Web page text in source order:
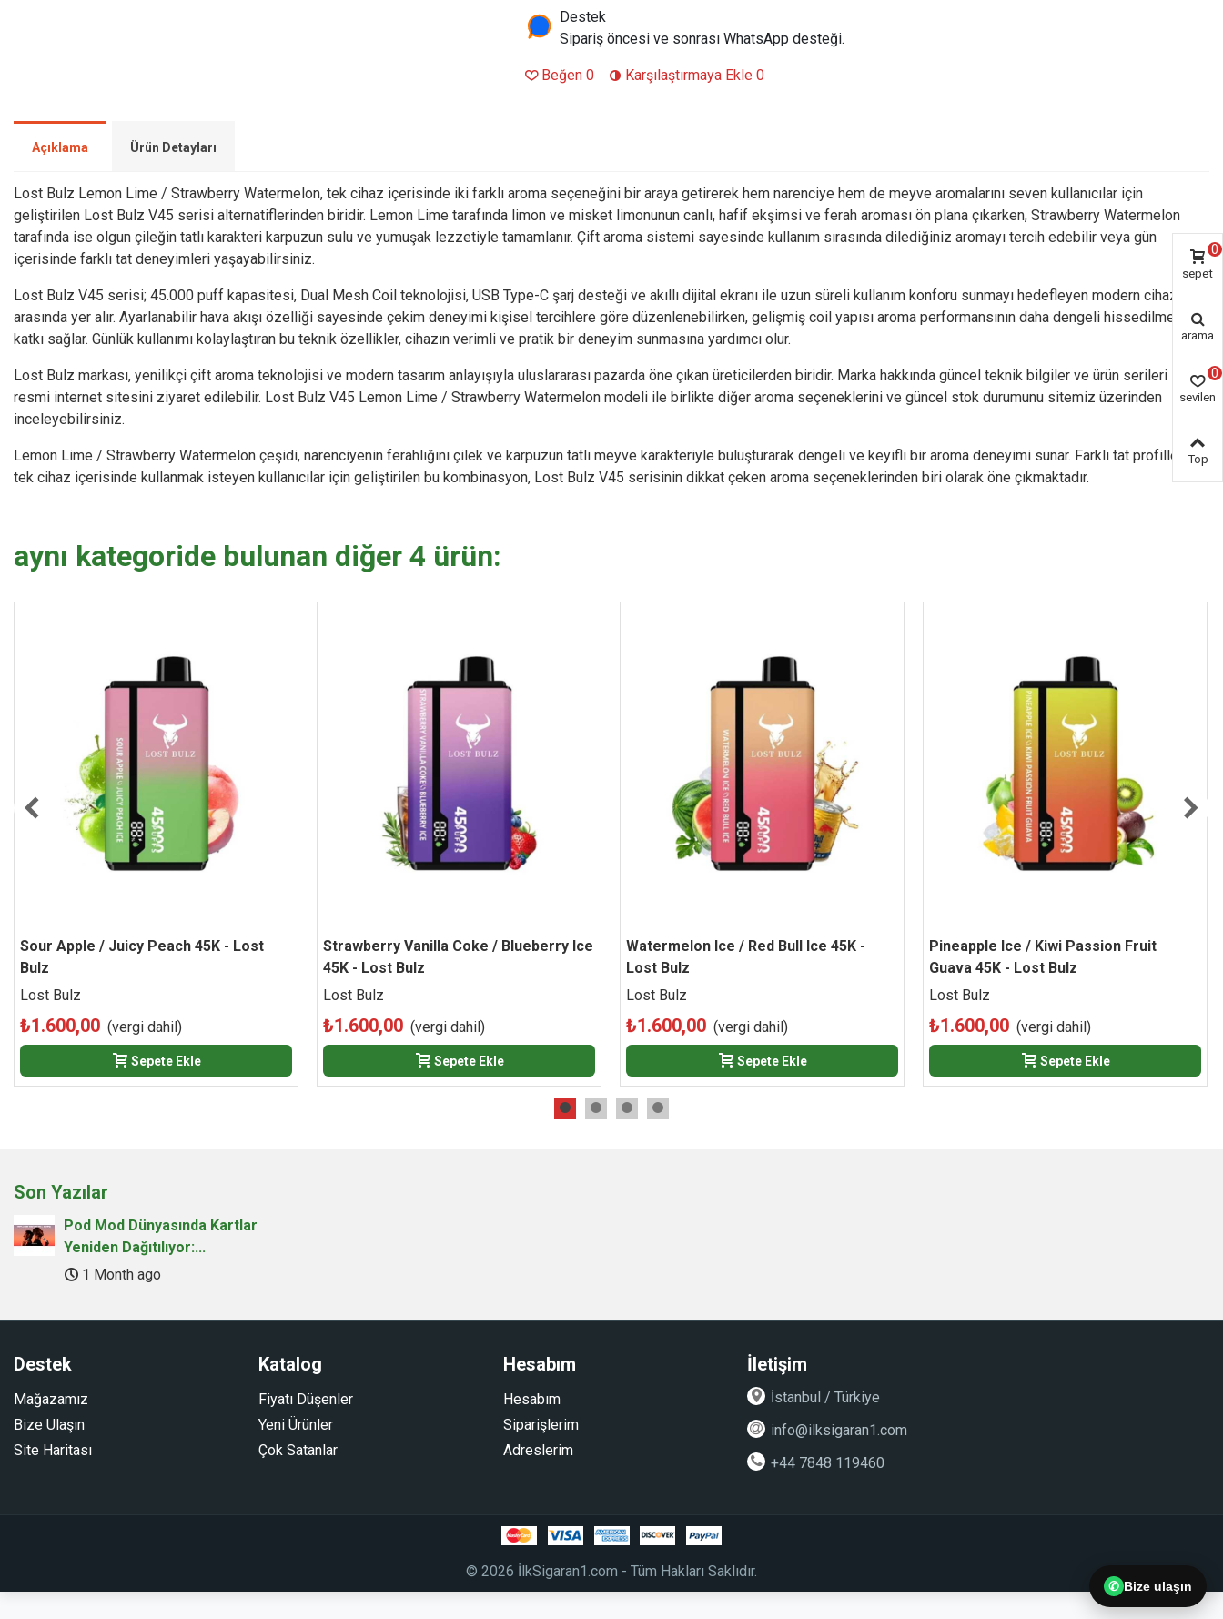
Destek
Sipariş öncesi ve sonrası WhatsApp desteği.
Beğen 0 Karşılaştırmaya Ekle 0
Açıklama Ürün Detayları
Lost Bulz Lemon Lime / Strawberry Watermelon, tek cihaz içerisinde iki farklı aroma seçeneğini bir araya getirerek hem narenciye hem de meyve aromalarını seven kullanıcılar için
geliştirilen Lost Bulz V45 serisi alternatiflerinden biridir. Lemon Lime tarafında limon ve misket limonunun canlı, hafif ekşimsi ve ferah aroması ön plana çıkarken, Strawberry Watermelon
tarafında ise olgun çileğin tatlı karakteri karpuzun sulu ve yumuşak lezzetiyle tamamlanır. Çift aroma sistemi sayesinde kullanım sırasında dilediğiniz aromayı tercih edebilir veya gün
içerisinde farklı tat deneyimleri yaşayabilirsiniz.
Lost Bulz V45 serisi; 45.000 puff kapasitesi, Dual Mesh Coil teknolojisi, USB Type-C şarj desteği ve akıllı dijital ekranı ile uzun süreli kullanım konforu sunmayı hedefleyen modern cihazlar
arasında yer alır. Ayarlanabilir hava akışı özelliği sayesinde çekim deneyimi kişisel tercihlere göre düzenlenebilirken, gelişmiş coil yapısı aroma performansının daha dengeli hissedilmesine
katkı sağlar. Günlük kullanımı kolaylaştıran bu teknik özellikler, cihazın verimli ve pratik bir deneyim sunmasına yardımcı olur.
Lost Bulz markası, yenilikçi çift aroma teknolojisi ve modern tasarım anlayışıyla uluslararası pazarda öne çıkan üreticilerden biridir. Marka hakkında güncel teknik bilgiler ve ürün serileri için
resmi internet sitesini ziyaret edilebilir. Lost Bulz V45 Lemon Lime / Strawberry Watermelon modeli ile birlikte diğer aroma seçeneklerini ve güncel stok durumunu sitemiz üzerinden
inceleyebilirsiniz.
Lemon Lime / Strawberry Watermelon çeşidi, narenciyenin ferahlığını çilek ve karpuzun tatlı meyve karakteriyle buluşturarak dengeli ve keyifli bir aroma deneyimi sunar. Farklı tat profillerini
tek cihaz içerisinde kullanmak isteyen kullanıcılar için geliştirilen bu kombinasyon, Lost Bulz V45 serisinin dikkat çeken aroma seçeneklerinden biri olarak öne çıkmaktadır.
aynı kategoride bulunan diğer 4 ürün:
Beğen
Sour Apple / Juicy Peach 45K - Lost
Bulz
Lost Bulz
₺1.600,00 (vergi dahil)
Sepete Ekle
Beğen
Strawberry Vanilla Coke / Blueberry Ice
45K - Lost Bulz
Lost Bulz
₺1.600,00 (vergi dahil)
Sepete Ekle
Beğen
Watermelon Ice / Red Bull Ice 45K -
Lost Bulz
Lost Bulz
₺1.600,00 (vergi dahil)
Sepete Ekle
Beğen
Pineapple Ice / Kiwi Passion Fruit
Guava 45K - Lost Bulz
Lost Bulz
₺1.600,00 (vergi dahil)
Sepete Ekle
Son Yazılar
Pod Mod Dünyasında Kartlar
Yeniden Dağıtılıyor:...
1 Month ago
✆ Bize ulaşın
Destek
Mağazamız
Bize Ulaşın
Site Haritası
Katalog
Fiyatı Düşenler
Yeni Ürünler
Çok Satanlar
Hesabım
Hesabım
Siparişlerim
Adreslerim
İletişim
İstanbul / Türkiye
info@ilksigaran1.com
+44 7848 119460
© 2026 İlkSigaran1.com - Tüm Hakları Saklıdır.
sepet
0
arama
sevilen
0
Top